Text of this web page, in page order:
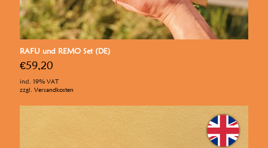
RAFU und REMO Set (DE)
€59,20
incl. 19% VAT
zzgl. Versandkosten